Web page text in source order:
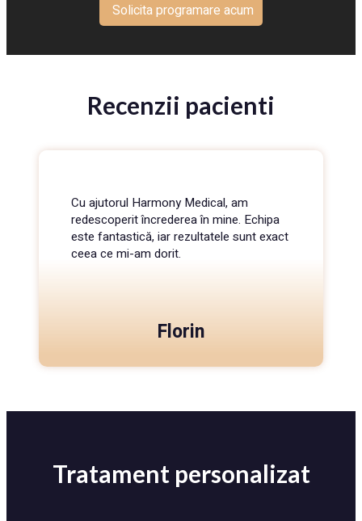
Solicita programare acum
Recenzii pacienti
Cu ajutorul Harmony Medical, am
redescoperit încrederea în mine. Echipa
este fantastică, iar rezultatele sunt exact
ceea ce mi-am dorit.
Florin
Tratament personalizat